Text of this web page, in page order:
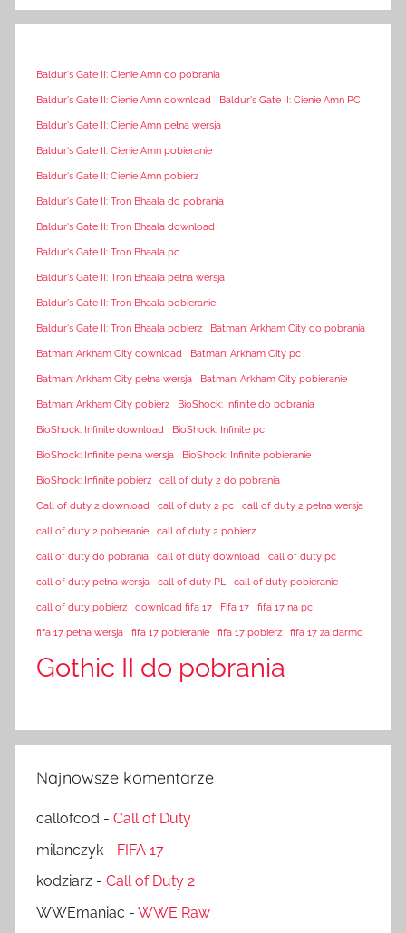
Baldur's Gate II: Cienie Amn do pobrania
Baldur's Gate II: Cienie Amn download Baldur's Gate II: Cienie Amn PC
Baldur's Gate II: Cienie Amn pełna wersja
Baldur's Gate II: Cienie Amn pobieranie
Baldur's Gate II: Cienie Amn pobierz
Baldur's Gate II: Tron Bhaala do pobrania
Baldur's Gate II: Tron Bhaala download
Baldur's Gate II: Tron Bhaala pc
Baldur's Gate II: Tron Bhaala pełna wersja
Baldur's Gate II: Tron Bhaala pobieranie
Baldur's Gate II: Tron Bhaala pobierz Batman: Arkham City do pobrania
Batman: Arkham City download Batman: Arkham City pc
Batman: Arkham City pełna wersja Batman: Arkham City pobieranie
Batman: Arkham City pobierz BioShock: Infinite do pobrania
BioShock: Infinite download BioShock: Infinite pc
BioShock: Infinite pełna wersja BioShock: Infinite pobieranie
BioShock: Infinite pobierz call of duty 2 do pobrania
Call of duty 2 download call of duty 2 pc call of duty 2 pełna wersja
call of duty 2 pobieranie call of duty 2 pobierz
call of duty do pobrania call of duty download call of duty pc
call of duty pełna wersja call of duty PL call of duty pobieranie
call of duty pobierz download fifa 17 Fifa 17 fifa 17 na pc
fifa 17 pełna wersja fifa 17 pobieranie fifa 17 pobierz fifa 17 za darmo
Gothic II do pobrania
Najnowsze komentarze
callofcod - Call of Duty
milanczyk - FIFA 17
kodziarz - Call of Duty 2
WWEmaniac - WWE Raw